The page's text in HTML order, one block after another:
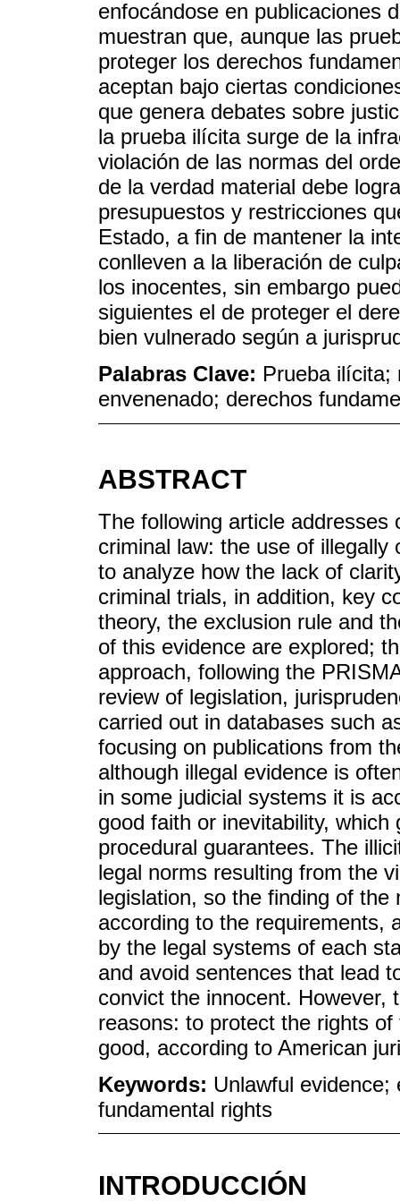
enfocándose en publicaciones
muestran que, aunque las
proteger los derechos
aceptan bajo ciertas
que genera debates sobre
la prueba ilícita surge de la
violación de las normas del
de la verdad material debe
presupuestos y restricciones
Estado, a fin de mantener la
conlleven a la liberación de
los inocentes, sin embargo
siguientes el de proteger el
bien vulnerado según a
Palabras Clave: Prueba ilícita;
envenenado; derechos
ABSTRACT
The following article
criminal law: the use of
to analyze how the lack of
criminal trials, in addition, key
theory, the exclusion rule and
of this evidence are explored;
approach, following the
review of legislation,
carried out in databases such
focusing on publications from
although illegal evidence is
in some judicial systems it is
good faith or inevitability,
procedural guarantees. The
legal norms resulting from the
legislation, so the finding of
according to the requirements,
by the legal systems of each
and avoid sentences that lead
convict the innocent. However,
reasons: to protect the rights
good, according to American
Keywords: Unlawful evidence;
fundamental rights
INTRODUCCIÓN